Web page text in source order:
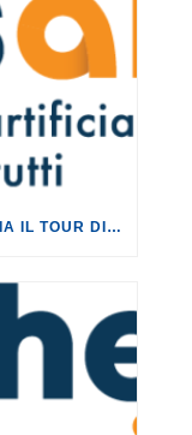
INTELLIGENZA ARTIFICIALE, AL VIA IL TOUR DI EVENTI DEL PROGETTO TU CHE NE SAI?